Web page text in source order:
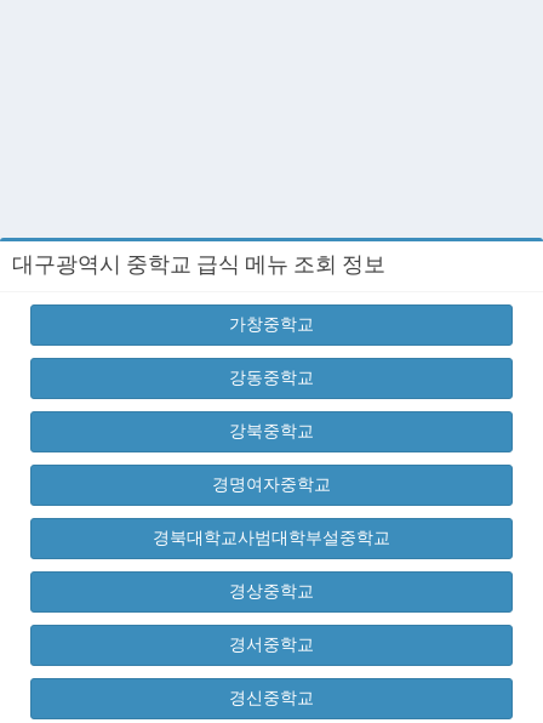
대구광역시 중학교 급식 메뉴 조회 정보
가창중학교
강동중학교
강북중학교
경명여자중학교
경북대학교사범대학부설중학교
경상중학교
경서중학교
경신중학교